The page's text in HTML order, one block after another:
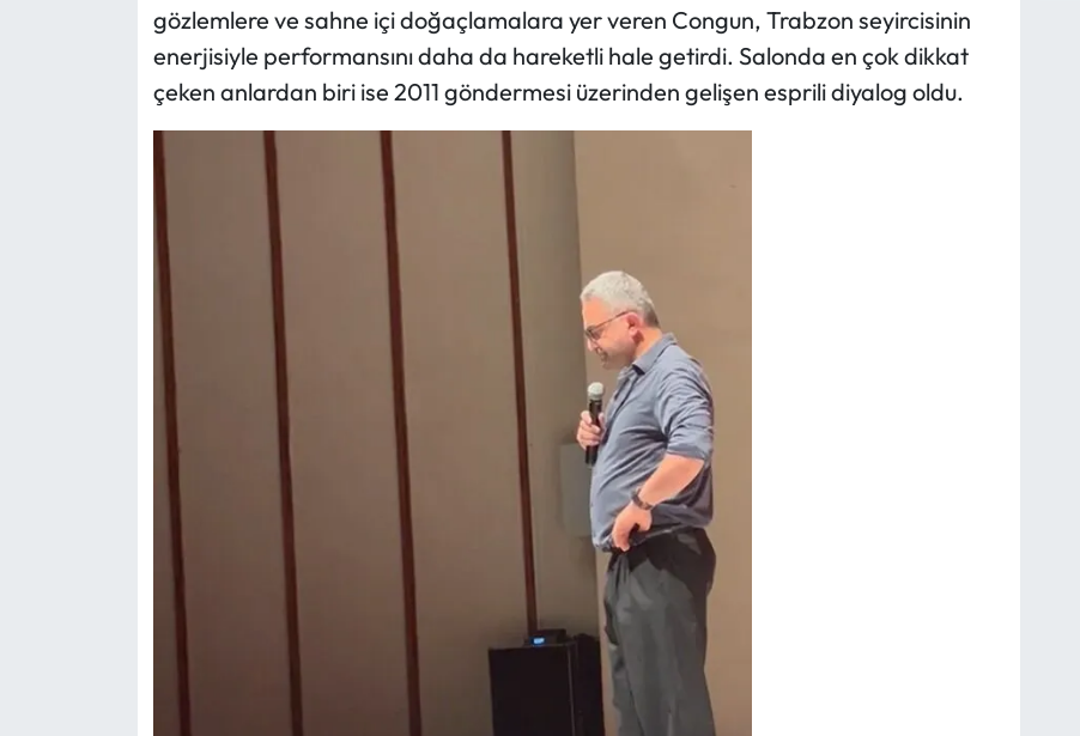
gözlemlere ve sahne içi doğaçlamalara yer veren Congun, Trabzon seyircisinin
enerjisiyle performansını daha da hareketli hale getirdi. Salonda en çok dikkat
çeken anlardan biri ise 2011 göndermesi üzerinden gelişen esprili diyalog oldu.